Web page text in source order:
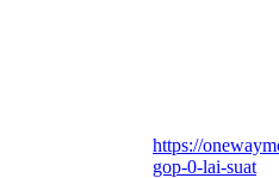
https://
gop-0-lai-suat